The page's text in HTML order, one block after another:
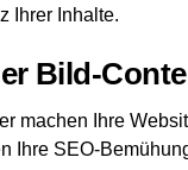
Ihrer Inhalte.
Bild-
machen Ihre
Ihre SEO-